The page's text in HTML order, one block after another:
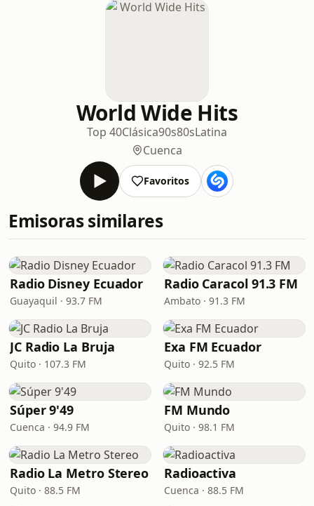
World Wide Hits
Top 40Clásica90s80sLatina
Cuenca
Favoritos
Emisoras similares
Radio Disney Ecuador
Guayaquil · 93.7 FM
Radio Caracol 91.3 FM
Ambato · 91.3 FM
JC Radio La Bruja
Quito · 107.3 FM
Exa FM Ecuador
Quito · 92.5 FM
Súper 9'49
Cuenca · 94.9 FM
FM Mundo
Quito · 98.1 FM
Radio La Metro Stereo
Quito · 88.5 FM
Radioactiva
Cuenca · 88.5 FM